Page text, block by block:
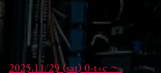
2025.11/29 (sat) 0-t+c 〜